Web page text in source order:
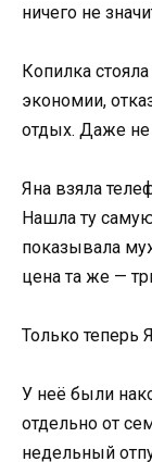
ничего не
Копилка
экономии,
отдых. Даже не
Яна взяла
Нашла ту
показывала
цена та же —
Только теперь
У неё были
отдельно от
недельный